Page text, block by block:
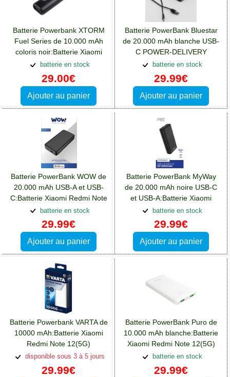
Batterie Powerbank XTORM
Fuel Series de 10.000 mAh
coloris noir:Batterie Xiaomi
Redmi Note 12(5G)
batterie en stock
29.00€
Ajouter au panier
Batterie PowerBank Bluestar
de 20.000 mAh blanche USB-
C POWER-DELIVERY
10W:Batterie Xiaomi Redmi
Note 12(5G)
batterie en stock
29.99€
Ajouter au panier
Batterie PowerBank WOW de
20.000 mAh USB-A et USB-
C:Batterie Xiaomi Redmi Note
12(5G)
batterie en stock
29.99€
Ajouter au panier
Batterie PowerBank MyWay
de 20.000 mAh noire USB-C
et USB-A:Batterie Xiaomi
Redmi Note 12(5G)
batterie en stock
29.99€
Ajouter au panier
Batterie Powerbank VARTA de
10000 mAh:Batterie Xiaomi
Redmi Note 12(5G)
disponible sous 3 à 5 jours
29.99€
Batterie PowerBank Puro de
10.000 mAh blanche:Batterie
Xiaomi Redmi Note 12(5G)
batterie en stock
29.99€